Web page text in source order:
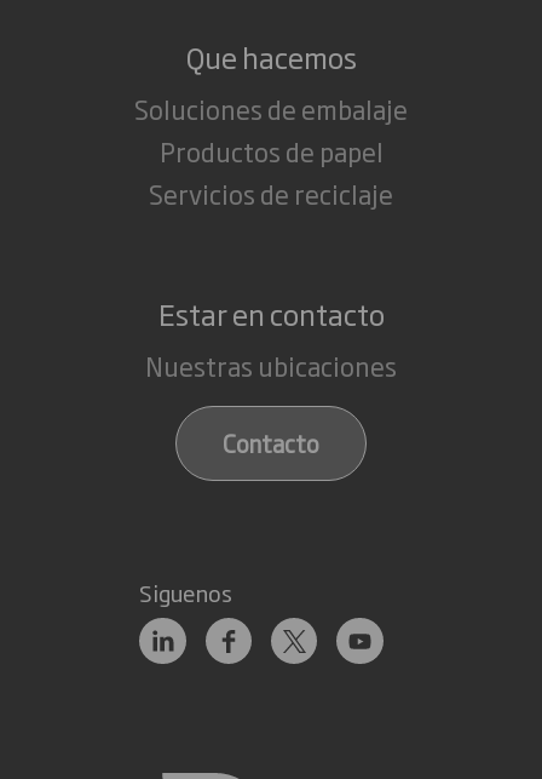
Que hacemos
Soluciones de embalaje
Productos de papel
Servicios de reciclaje
Estar en contacto
Nuestras ubicaciones
Contacto
Siguenos